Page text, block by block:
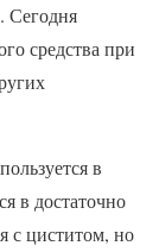
Сегодня
средства при
в
в достаточно
с циститом, но